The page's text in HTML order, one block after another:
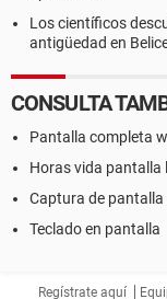
Los científicos
antigüedad en
CONSULTA
Pantalla completa
Horas vida pantalla
Captura de
Teclado en pantalla
Regístrate aquí